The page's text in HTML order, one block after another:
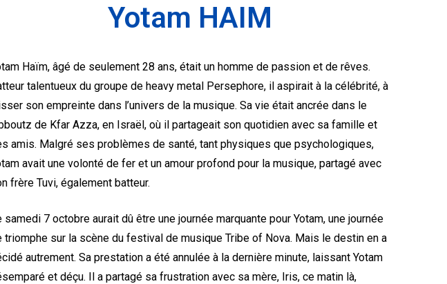
Yotam HAIM
Haïm, âgé de seulement 28 ans, était un homme de passion et de rêves.
talentueux du groupe de heavy metal Persephore, il aspirait à la célébrité, à
son empreinte dans l’univers de la musique. Sa vie était ancrée dans le
de Kfar Azza, en Israël, où il partageait son quotidien avec sa famille et
amis. Malgré ses problèmes de santé, tant physiques que psychologiques,
avait une volonté de fer et un amour profond pour la musique, partagé avec
frère Tuvi, également batteur.
samedi 7 octobre aurait dû être une journée marquante pour Yotam, une journée
triomphe sur la scène du festival de musique Tribe of Nova. Mais le destin en a
autrement. Sa prestation a été annulée à la dernière minute, laissant Yotam
et déçu. Il a partagé sa frustration avec sa mère, Iris, ce matin là,